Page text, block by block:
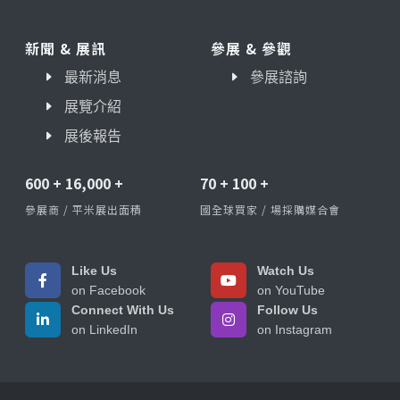
新聞 & 展訊
最新消息
展覽介紹
展後報告
參展 & 參觀
參展諮詢
600 + 16,000 +
參展商 / 平米展出面積
70 + 100 +
國全球買家 / 場採購媒合會
Like Us
on Facebook
Watch Us
on YouTube
Connect With Us
on LinkedIn
Follow Us
on Instagram